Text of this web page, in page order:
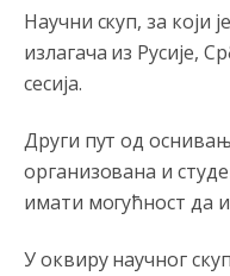
Научни скуп, за који
излагача из Русије,
сесија.
Други пут од
организована и
имати могућност да
У оквиру научног
Kažu dolazi mađioničar
to prerušeni fodik sa
778 tako je
Анонимно2796323 8/4/
ravno!?